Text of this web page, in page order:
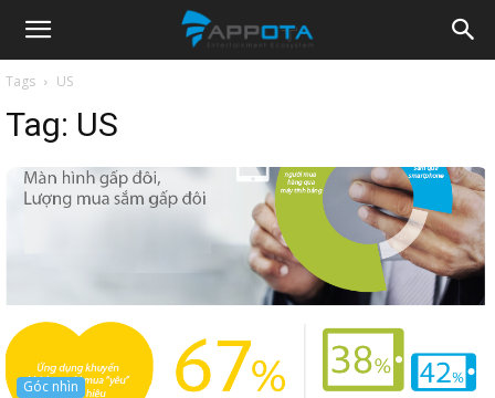
Appota
News
Tags US
Tag: US
Góc nhìn